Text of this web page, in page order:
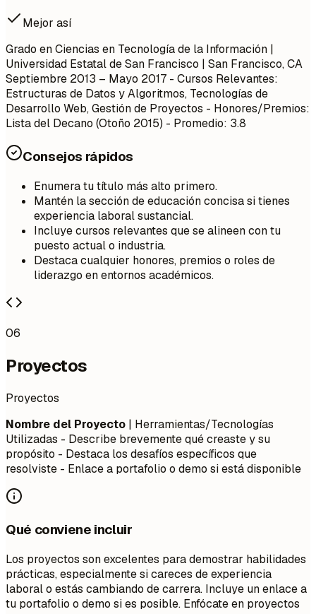
Mejor así
Grado en Ciencias en Tecnología de la Información |
Universidad Estatal de San Francisco | San Francisco, CA
Septiembre 2013 – Mayo 2017 - Cursos Relevantes:
Estructuras de Datos y Algoritmos, Tecnologías de
Desarrollo Web, Gestión de Proyectos - Honores/Premios:
Lista del Decano (Otoño 2015) - Promedio: 3.8
Consejos rápidos
Enumera tu título más alto primero.
Mantén la sección de educación concisa si tienes
experiencia laboral sustancial.
Incluye cursos relevantes que se alineen con tu
puesto actual o industria.
Destaca cualquier honores, premios o roles de
liderazgo en entornos académicos.
06
Proyectos
Proyectos
Nombre del Proyecto | Herramientas/Tecnologías
Utilizadas - Describe brevemente qué creaste y su
propósito - Destaca los desafíos específicos que
resolviste - Enlace a portafolio o demo si está disponible
Qué conviene incluir
Los proyectos son excelentes para demostrar habilidades
prácticas, especialmente si careces de experiencia
laboral o estás cambiando de carrera. Incluye un enlace a
tu portafolio o demo si es posible. Enfócate en proyectos